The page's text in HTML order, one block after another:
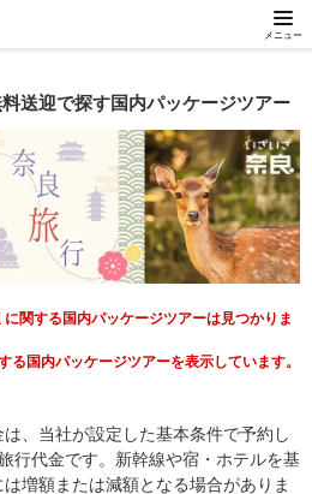
メニュー
送迎で探す国内パッケージツアー
関する国内パッケージツアーは見つかりま
る国内パッケージツアーを表示しています。
、当社が設定した基本条件で予約し
行代金です。新幹線や宿・ホテルを基
増額または減額となる場合がありま